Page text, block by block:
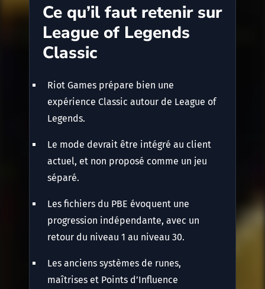
Ce qu’il faut retenir sur
League of Legends
Classic
Riot Games prépare bien une
expérience Classic autour de League of
Legends.
Le mode devrait être intégré au client
actuel, et non proposé comme un jeu
séparé.
Les fichiers du PBE évoquent une
progression indépendante, avec un
retour du niveau 1 au niveau 30.
Les anciens systèmes de runes,
maîtrises et Points d’Influence